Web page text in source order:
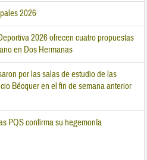
2026
2026 ofrecen cuatro propuestas
en Dos Hermanas
por las salas de estudio de las
Bécquer en el fin de semana anterior
PQS confirma su hegemonía